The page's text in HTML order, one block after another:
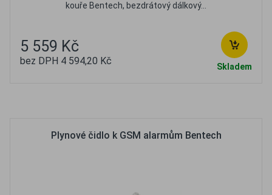
kouře Bentech, bezdrátový dálkový...
5 559 Kč
bez DPH 4 594,20 Kč Skladem
Plynové čidlo k GSM alarmům Bentech